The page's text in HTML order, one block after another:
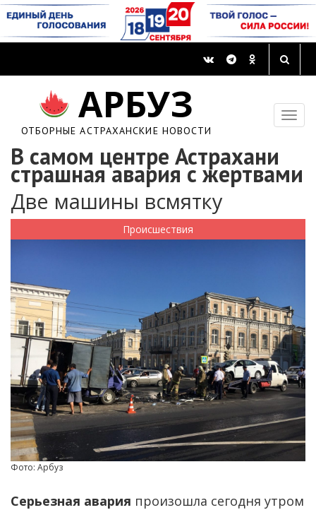
АРБУЗ
ОТБОРНЫЕ АСТРАХАНСКИЕ НОВОСТИ
В самом центре Астрахани
страшная авария с жертвами
Две машины всмятку
Происшествия
Фото: Арбуз
Серьезная авария произошла сегодня утром